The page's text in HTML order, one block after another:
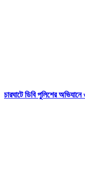
চারঘাটে ডিবি পুলিশের